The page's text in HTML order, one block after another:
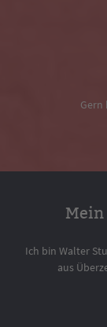
Gern
Ich bin Walter
aus